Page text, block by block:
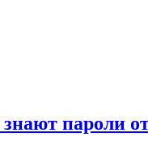
пароли